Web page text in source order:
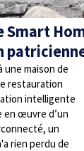
Smart
une maison de
restauration
intelligente
en œuvre d’un
un
rien perdu de